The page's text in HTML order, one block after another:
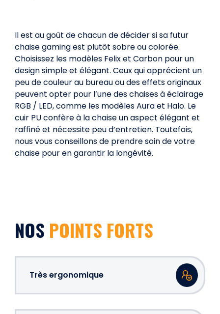
Il est au goût de chacun de décider si sa futur
chaise gaming est plutôt sobre ou colorée.
Choisissez les modèles Felix et Carbon pour un
design simple et élégant. Ceux qui apprécient un
peu de couleur au bureau ou des effets originaux
peuvent opter pour l’une des chaises à éclairage
RGB / LED, comme les modèles Aura et Halo. Le
cuir PU confère à la chaise un aspect élégant et
raffiné et nécessite peu d’entretien. Toutefois,
nous vous conseillons de prendre soin de votre
chaise pour en garantir la longévité.
NOS POINTS FORTS
Très ergonomique